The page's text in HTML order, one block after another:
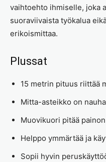
vaihtoehto ihmiselle, joka
suoraviivaista työkalua
erikoismittaa.
Plussat
15 metrin pituus riittää
Mitta-asteikko on
Muovikuori pitää
Helppo ymmärtää ja
Sopii hyvin